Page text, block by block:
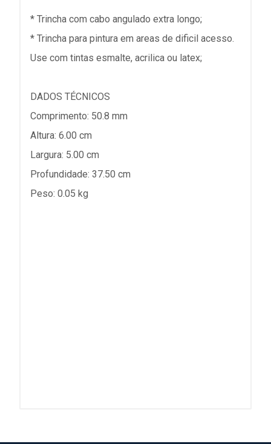
* Trincha com cabo angulado extra longo;
* Trincha para pintura em areas de dificil acesso.
Use com tintas esmalte, acrilica ou latex;
DADOS TÉCNICOS
Comprimento: 50.8 mm
Altura: 6.00 cm
Largura: 5.00 cm
Profundidade: 37.50 cm
Peso: 0.05 kg